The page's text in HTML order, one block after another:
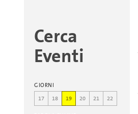
Cerca
Eventi
GIORNI
17 18 19 20 21 22